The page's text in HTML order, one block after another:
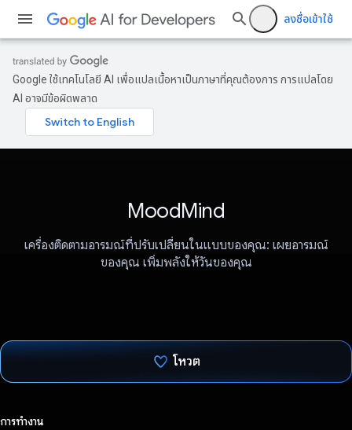
ลงชื่อเข้าใช้
Google ใช้เทคโนโลยี AI เพื่อแปลเนื้อหาเป็นภาษาที่คุณต้องการ การแปลโดย
AI อาจมีข้อผิดพลาด
MoodMind
เครื่องติดตามอารมณ์ที่ปรับเปลี่ยนในแบบของคุณ: เผยอารมณ์
ของคุณ เพิ่มพลังให้วันของคุณ
โหวต
การทำงาน